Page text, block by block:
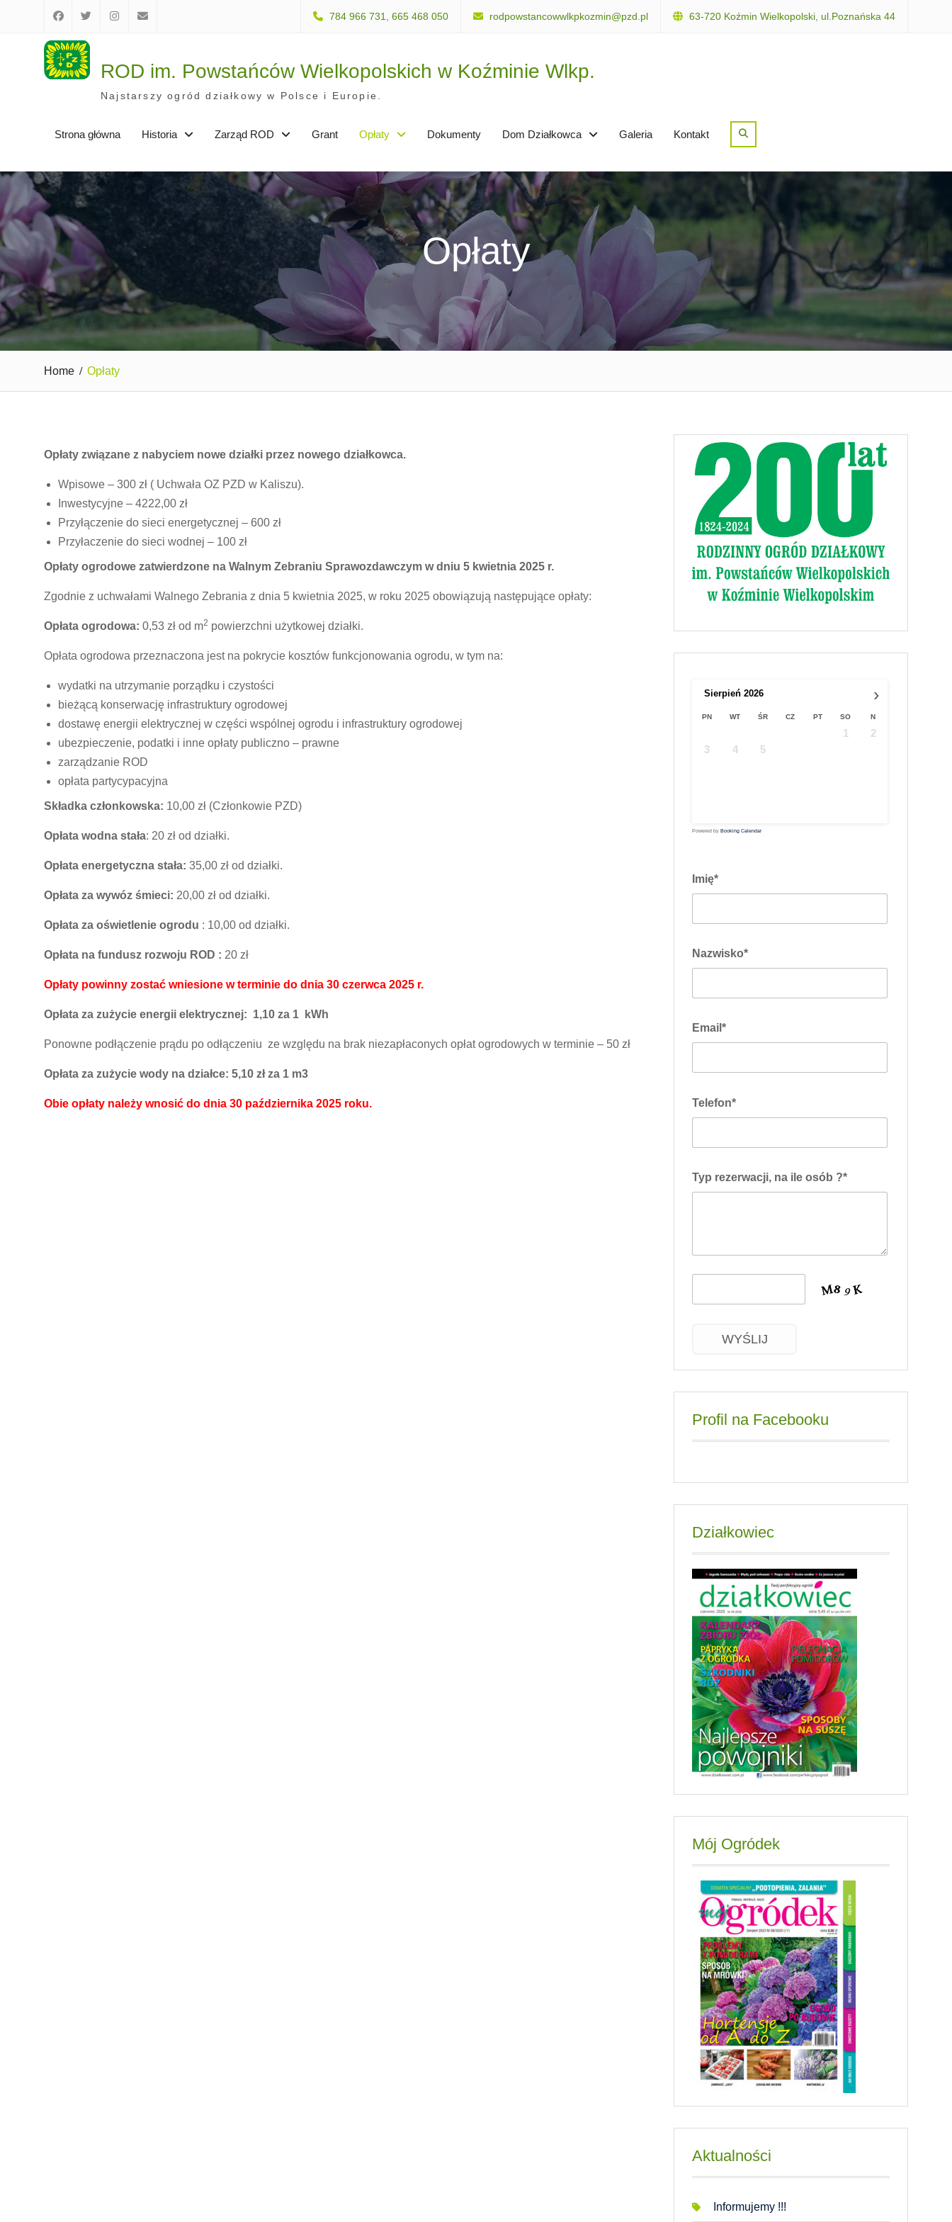
784 966 731, 665 468 050 rodpowstancowwlkpkozmin@pzd.pl 63-720 Koźmin Wielkopolski, ul.Poznańska 44
ROD im. Powstańców Wielkopolskich w Koźminie Wlkp.
Najstarszy ogród działkowy w Polsce i Europie.
Strona główna Historia Zarząd ROD Grant Opłaty Dokumenty Dom Działkowca Galeria Kontakt
Opłaty
Home Opłaty
Opłaty związane z nabyciem nowe działki przez nowego działkowca.
Wpisowe – 300 zł ( Uchwała OZ PZD w Kaliszu).
Inwestycyjne – 4222,00 zł
Przyłączenie do sieci energetycznej – 600 zł
Przyłaczenie do sieci wodnej – 100 zł
Opłaty ogrodowe zatwierdzone na Walnym Zebraniu Sprawozdawczym w dniu 5 kwietnia 2025 r.
Zgodnie z uchwałami Walnego Zebrania z dnia 5 kwietnia 2025, w roku 2025 obowiązują następujące opłaty:
Opłata ogrodowa: 0,53 zł od m2 powierzchni użytkowej działki.
Opłata ogrodowa przeznaczona jest na pokrycie kosztów funkcjonowania ogrodu, w tym na:
wydatki na utrzymanie porządku i czystości
bieżącą konserwację infrastruktury ogrodowej
dostawę energii elektrycznej w części wspólnej ogrodu i infrastruktury ogrodowej
ubezpieczenie, podatki i inne opłaty publiczno – prawne
zarządzanie ROD
opłata partycypacyjna
Składka członkowska: 10,00 zł (Członkowie PZD)
Opłata wodna stała: 20 zł od działki.
Opłata energetyczna stała: 35,00 zł od działki.
Opłata za wywóz śmieci: 20,00 zł od działki.
Opłata za oświetlenie ogrodu : 10,00 od działki.
Opłata na fundusz rozwoju ROD : 20 zł
Opłaty powinny zostać wniesione w terminie do dnia 30 czerwca 2025 r.
Opłata za zużycie energii elektrycznej: 1,10 za 1 kWh
Ponowne podłączenie prądu po odłączeniu ze względu na brak niezapłaconych opłat ogrodowych w terminie – 50 zł
Opłata za zużycie wody na działce: 5,10 zł za 1 m3
Obie opłaty należy wnosić do dnia 30 października 2025 roku.
›
Sierpień 2026
PN WT ŚR CZ PT SO N
1
2
3
4 5
Powered by Booking Calendar
Imię*
Nazwisko*
Email*
Telefon*
Typ rezerwacji, na ile osób ?*
WYŚLIJ
Profil na Facebooku
Działkowiec
Mój Ogródek
Aktualności
Informujemy !!!